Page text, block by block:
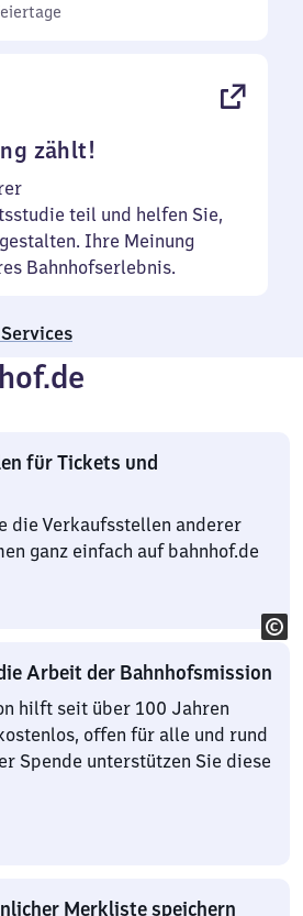
zählt!
teil und helfen Sie,
Ihre Meinung
Bahnhofserlebnis.
für Tickets und
die Verkaufsstellen anderer
ganz einfach auf bahnhof.de
Arbeit der Bahnhofsmission
hilft seit über 100 Jahren
offen für alle und rund
Spende unterstützen Sie diese
Merkliste speichern